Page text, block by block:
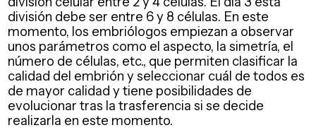
división debe ser entre 6 y 8 células. En este
momento, los embriólogos empiezan a observar
unos parámetros como el aspecto, la simetría, el
número de células, etc., que permiten clasificar la
calidad del embrión y seleccionar cuál de todos es
de mayor calidad y tiene posibilidades de
evolucionar tras la trasferencia si se decide
realizarla en este momento.